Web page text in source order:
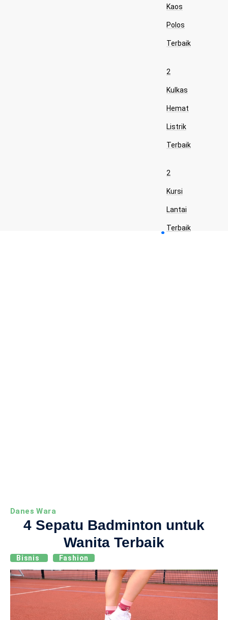
Kaos
Polos
Terbaik
2
Kulkas
Hemat
Listrik
Terbaik
2
Kursi
Lantai
Terbaik
Danes Wara
4 Sepatu Badminton untuk
Wanita Terbaik
Bisnis Fashion